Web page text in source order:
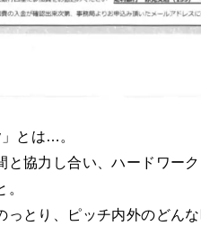
とは…。
と協力し合い、ハードワー
っとり、ピッチ内外のどん